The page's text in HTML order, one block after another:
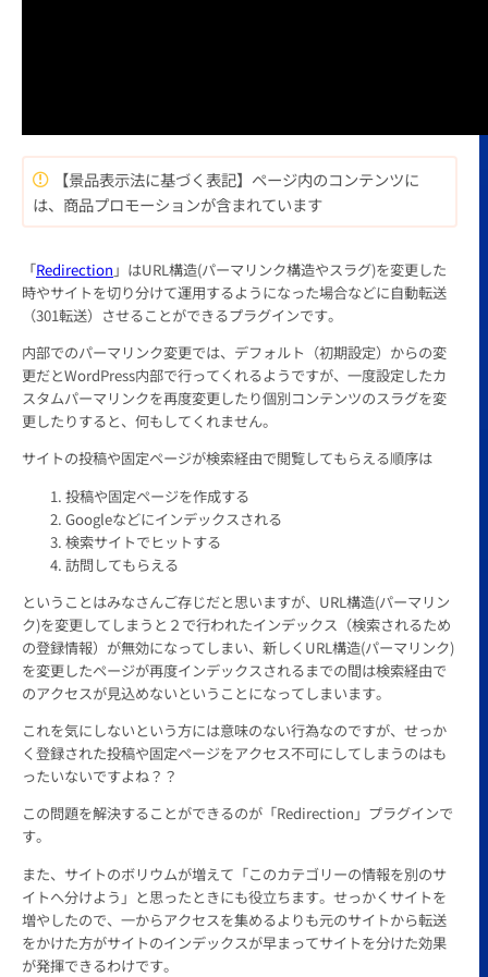
【景品表示法に基づく表記】ページ内のコンテンツに
は、商品プロモーションが含まれています
「Redirection 」はURL構造(パーマリンク構造やスラグ)を変更した
時やサイトを切り分けて運用するようになった場合などに自動転送
（301転送）させることができるプラグインです。
内部でのパーマリンク変更では、デフォルト（初期設定）からの変
更だとWordPress内部で行ってくれるようですが、一度設定したカ
スタムパーマリンクを再度変更したり個別コンテンツのスラグを変
更したりすると、何もしてくれません。
サイトの投稿や固定ページが検索経由で閲覧してもらえる順序は
投稿や固定ページを作成する
Googleなどにインデックスされる
検索サイトでヒットする
訪問してもらえる
ということはみなさんご存じだと思いますが、URL構造(パーマリン
ク)を変更してしまうと２で行われたインデックス（検索されるため
の登録情報）が無効になってしまい、新しくURL構造(パーマリンク)
を変更したページが再度インデックスされるまでの間は検索経由で
のアクセスが見込めないということになってしまいます。
これを気にしないという方には意味のない行為なのですが、せっか
く登録された投稿や固定ページをアクセス不可にしてしまうのはも
ったいないですよね？？
この問題を解決することができるのが「Redirection」プラグインで
す。
また、サイトのボリウムが増えて「このカテゴリーの情報を別のサ
イトへ分けよう」と思ったときにも役立ちます。せっかくサイトを
増やしたので、一からアクセスを集めるよりも元のサイトから転送
をかけた方がサイトのインデックスが早まってサイトを分けた効果
が発揮できるわけです。